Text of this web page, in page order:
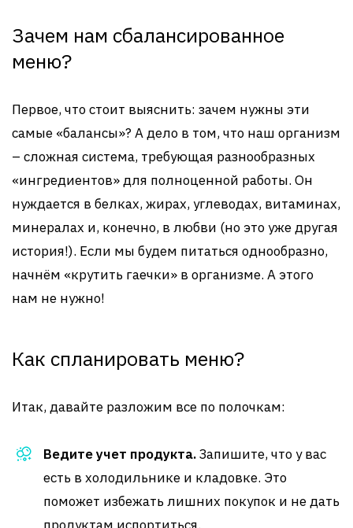
Зачем нам сбалансированное
меню?
Первое, что стоит выяснить: зачем нужны эти
самые «балансы»? А дело в том, что наш организм
– сложная система, требующая разнообразных
«ингредиентов» для полноценной работы. Он
нуждается в белках, жирах, углеводах, витаминах,
минералах и, конечно, в любви (но это уже другая
история!). Если мы будем питаться однообразно,
начнём «крутить гаечки» в организме. А этого
нам не нужно!
Как спланировать меню?
Итак, давайте разложим все по полочкам:
Ведите учет продукта.Запишите, что у вас
есть в холодильнике и кладовке. Это
поможет избежать лишних покупок и не дать